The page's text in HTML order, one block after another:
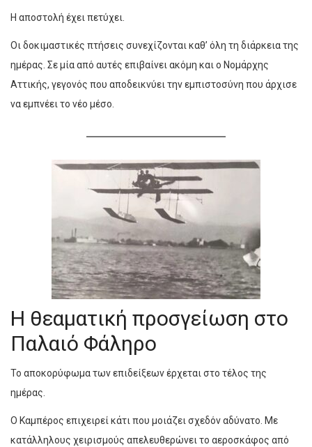
Η αποστολή έχει πετύχει.
Οι δοκιμαστικές πτήσεις συνεχίζονται καθ’ όλη τη διάρκεια της
ημέρας. Σε μία από αυτές επιβαίνει ακόμη και ο Νομάρχης
Αττικής, γεγονός που αποδεικνύει την εμπιστοσύνη που άρχισε
να εμπνέει το νέο μέσο.
Η θεαματική προσγείωση στο
Παλαιό Φάληρο
Το αποκορύφωμα των επιδείξεων έρχεται στο τέλος της
ημέρας.
Ο Καμπέρος επιχειρεί κάτι που μοιάζει σχεδόν αδύνατο. Με
κατάλληλους χειρισμούς απελευθερώνει το αεροσκάφος από